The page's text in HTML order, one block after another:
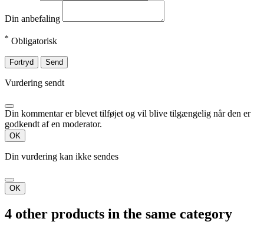
Din anbefaling
* Obligatorisk
Fortryd Send
Vurdering sendt
Din kommentar er blevet tilføjet og vil blive tilgængelig når den er
godkendt af en moderator.
OK
Din vurdering kan ikke sendes
OK
4 other products in the same category